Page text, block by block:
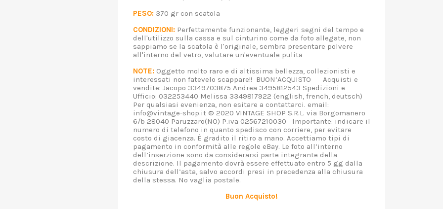
PESO: 370 gr con scatola
CONDIZIONI: Perfettamente funzionante, leggeri segni del tempo e
dell'utilizzo sulla cassa e sul cinturino come da foto allegate, non
sappiamo se la scatola è l'originale, sembra presentare polvere
all'interno del vetro, valutare un'eventuale pulita
NOTE: Oggetto molto raro e di altissima bellezza, collezionisti e
interessati non fatevelo scappare!! BUON’ACQUISTO Acquisti e
vendite: Jacopo 3349703875 Andrea 3495812543 Spedizioni e
Ufficio: 032253440 Melissa 3349817922 (english, french, deutsch)
Per qualsiasi evenienza, non esitare a contattarci. email:
info@vintage-shop.it © 2020 VINTAGE SHOP S.R.L. via Borgomanero
6/b 28040 Paruzzaro(NO) P.iva 02567210030 Importante: indicare il
numero di telefono in quanto spedisco con corriere, per evitare
costo di giacenza. È gradito il ritiro a mano. Accettiamo tipi di
pagamento in conformità alle regole eBay. Le foto all’interno
dell’inserzione sono da considerarsi parte integrante della
descrizione. Il pagamento dovrà essere effettuato entro 5 gg dalla
chiusura dell’asta, salvo accordi presi in precedenza alla chiusura
della stessa. No vaglia postale.
Buon Acquisto!